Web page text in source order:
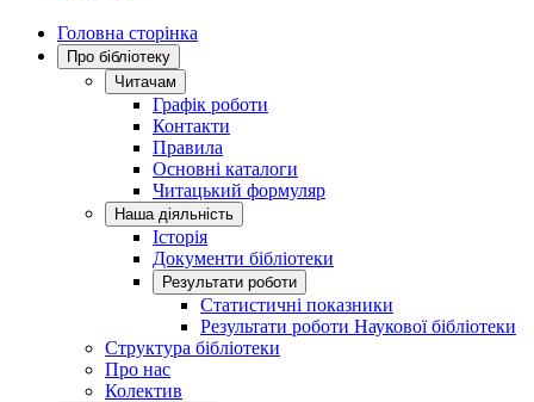
Головна сторінка
Про бібліотеку
Читачам
Графік роботи
Контакти
Правила
Основні каталоги
Читацький формуляр
Наша діяльність
Історія
Документи бібліотеки
Результати роботи
Статистичні показники
Результати роботи Наукової бібліотеки
Структура бібліотеки
Про нас
Колектив